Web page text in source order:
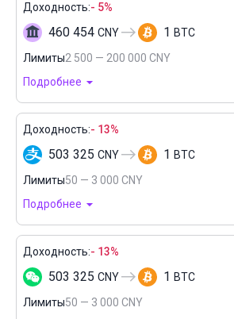
Доходность:- 5%
460 454 CNY 1 BTC
Лимиты2 500 — 200 000 CNY
Подробнее
Доходность:- 13%
503 325 CNY 1 BTC
Лимиты50 — 3 000 CNY
Подробнее
Доходность:- 13%
503 325 CNY 1 BTC
Лимиты50 — 3 000 CNY